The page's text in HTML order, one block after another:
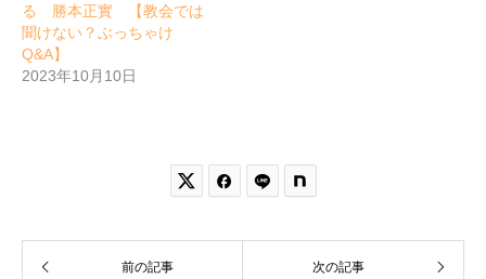
る 勝本正實 【教会では
聞けない？ぶっちゃけ
Q&A】
2023年10月10日
 
前の記事 次の記事